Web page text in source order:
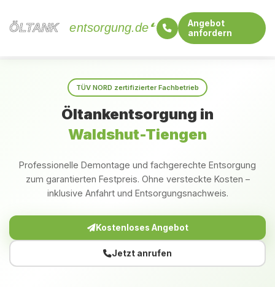
ÖLTANK
ÖLTANK entsorgung.de
Angebot
anfordern
TÜV NORD zertifizierter Fachbetrieb
Öltankentsorgung in
Waldshut-Tiengen
Professionelle Demontage und fachgerechte Entsorgung
zum garantierten Festpreis. Ohne versteckte Kosten –
inklusive Anfahrt und Entsorgungsnachweis.
Kostenloses Angebot
Jetzt anrufen